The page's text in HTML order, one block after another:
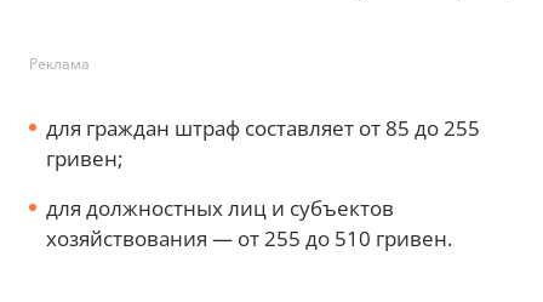
Реклама
для граждан штраф составляет от 85 до 255
гривен;
для должностных лиц и субъектов
хозяйствования — от 255 до 510 гривен.